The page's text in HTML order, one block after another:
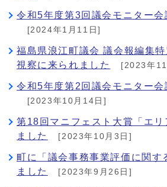
令和5年度第3回議会モニター会
[2024年1月11日]
福島県浪江町議会 議会報編集
視察に来られました
[2023年
令和5年度第2回議会モニター会
[2023年10月14日]
第18回マニフェスト大賞「エ
ました
[2023年10月3日]
町に「議会事務事業評価に関す
ました
[2023年9月26日]